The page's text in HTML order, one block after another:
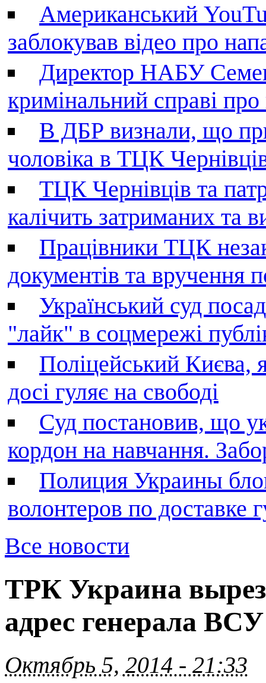
Американський
заблокував відео про
Директор НАБУ
кримінальний справі
В ДБР визнали, що
чоловіка в ТЦК Чернівців
ТЦК Чернівців та
калічить затриманих та
Працівники ТЦК
документів та вручення
Український суд
"лайк" в соцмережі
Поліцейський Києва,
досі гуляє на свободі
Суд постановив, що
кордон на навчання.
Полиция Украины
волонтеров по
Все новости
ТРК Украина
адрес генерала
Октябрь 5, 2014 - 21:33